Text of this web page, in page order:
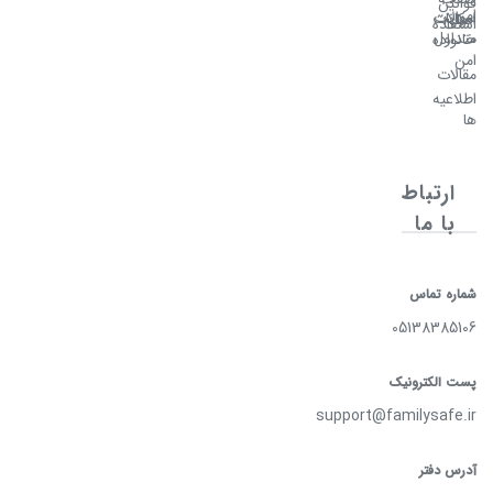
اصلی
امکانات
خانواده
امن
مقالات
اطلاعیه
ها
امن
استفاده
سوالات
متداول
ارتباط
با ما
شماره تماس
05138385106
پست الکترونیک
support@familysafe.ir
آدرس دفتر